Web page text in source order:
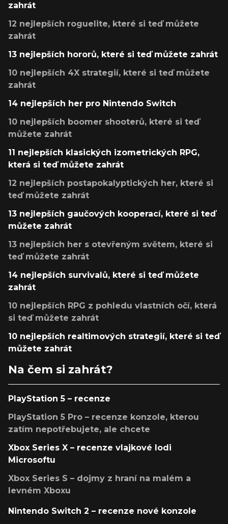
zahrát
12 nejlepších roguelite, které si teď můžete
zahrát
13 nejlepších hororů, které si teď můžete zahrát
10 nejlepších 4X strategií, které si teď můžete
zahrát
14 nejlepších her pro Nintendo Switch
10 nejlepších boomer shooterů, které si teď
můžete zahrát
11 nejlepších klasických izometrických RPG,
která si teď můžete zahrát
12 nejlepších postapokalyptických her, které si
teď můžete zahrát
13 nejlepších gaučových kooperací, které si teď
můžete zahrát
13 nejlepších her s otevřeným světem, které si
teď můžete zahrát
14 nejlepších survivalů, které si teď můžete
zahrát
10 nejlepších RPG z pohledu vlastních očí, která
si teď můžete zahrát
10 nejlepších realtimových strategií, které si teď
můžete zahrát
Na čem si zahrát?
PlayStation 5 – recenze
PlayStation 5 Pro – recenze konzole, kterou
zatím nepotřebujete, ale chcete
Xbox Series X – recenze vlajkové lodi
Microsoftu
Xbox Series S – dojmy z hraní na malém a
levném Xboxu
Nintendo Switch 2 – recenze nové konzole